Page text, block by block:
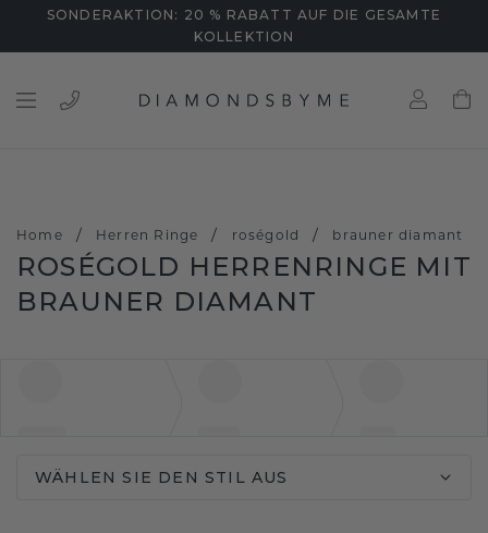
SONDERAKTION: 20 % RABATT AUF DIE GESAMTE
KOLLEKTION
Home / Herren Ringe / roségold / brauner diamant
ROSÉGOLD HERRENRINGE MIT
BRAUNER DIAMANT
WÄHLEN SIE DEN STIL AUS